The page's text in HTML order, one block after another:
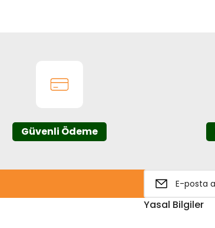
Güvenli Ödeme
Yasal Bilgiler